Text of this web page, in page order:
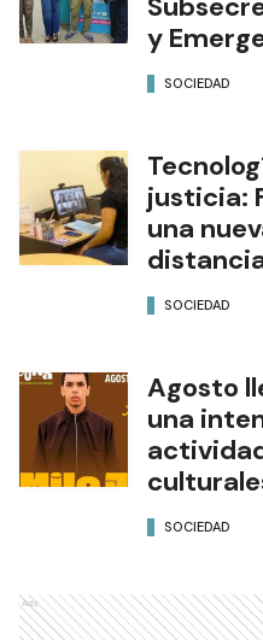
y
SOCIEDAD
justicia:
una
SOCIEDAD
Agosto
una
SOCIEDAD
Ads